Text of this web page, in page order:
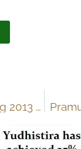
Kultwit Webinar Homeschooling 2013 – #WebinarHS2013